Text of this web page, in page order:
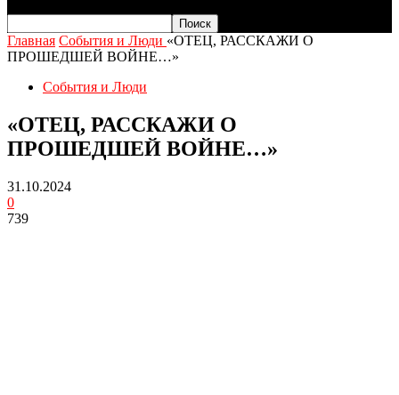
Главная События и Люди «ОТЕЦ, РАССКАЖИ О
ПРОШЕДШЕЙ ВОЙНЕ…»
События и Люди
«ОТЕЦ, РАССКАЖИ О
ПРОШЕДШЕЙ ВОЙНЕ…»
31.10.2024
0
739